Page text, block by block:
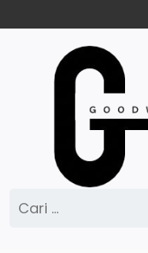
to
untuk: